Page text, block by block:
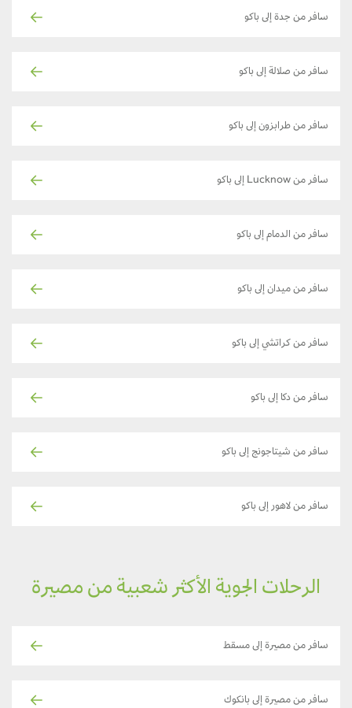
سافر من جدة إلى باكو
سافر من صلالة إلى باكو
سافر من طرابزون إلى باكو
سافر من Lucknow إلى باكو
سافر من الدمام إلى باكو
سافر من ميدان إلى باكو
سافر من كراتشي إلى باكو
سافر من دكا إلى باكو
سافر من شيتاجونج إلى باكو
سافر من لاهور إلى باكو
الرحلات الجوية الأكثر شعبية من مصيرة
سافر من مصيرة إلى مسقط
سافر من مصيرة إلى بانكوك